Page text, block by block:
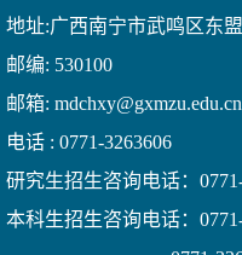
地址:广西南宁市武鸣区东
邮编: 530100
邮箱: mdchxy@gxmzu.edu.cn
电话 : 0771-3263606
研究生招生咨询电话：
本科生招生咨询电话：